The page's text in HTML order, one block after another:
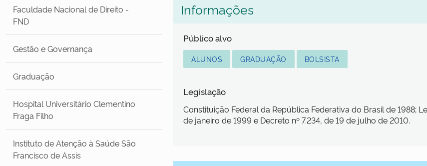
Faculdade Nacional de Direito -
FND
Gestão e Governança
Graduação
Hospital Universitário Clementino
Fraga Filho
Instituto de Atenção à Saúde São
Francisco de Assis
Informações
Público alvo
ALUNOS GRADUAÇÃO BOLSISTA
Legislação
Constituição Federal da República Federativa do Brasil de 1988;
de janeiro de 1999 e Decreto nº 7.234, de 19 de julho de 2010.